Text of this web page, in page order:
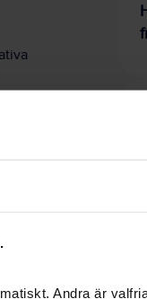
Andra är